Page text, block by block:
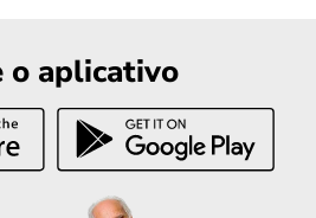
o aplicativo